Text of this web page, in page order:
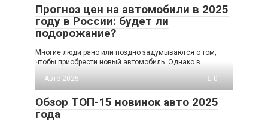
Прогноз цен на автомобили в 2025
году в России: будет ли
подорожание?
Многие люди рано или поздно задумываются о том,
чтобы приобрести новый автомобиль. Однако в
Авто 2025
0
Обзор ТОП-15 новинок авто 2025
года